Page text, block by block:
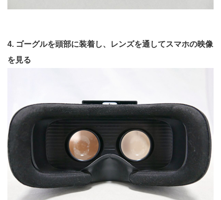
4. ゴーグルを頭部に装着し、レンズを通してスマホの映像
を見る